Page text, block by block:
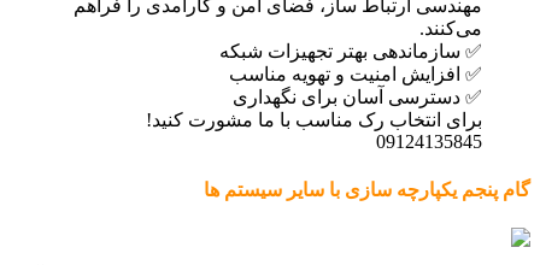
مهندسی ارتباط ساز، فضای امن و کارآمدی را فراهم
می‌کنند.
✅ سازماندهی بهتر تجهیزات شبکه
✅ افزایش امنیت و تهویه مناسب
✅ دسترسی آسان برای نگهداری
برای انتخاب رک مناسب با ما مشورت کنید!
09124135845
گام پنجم یکپارچه سازی با سایر سیستم ها